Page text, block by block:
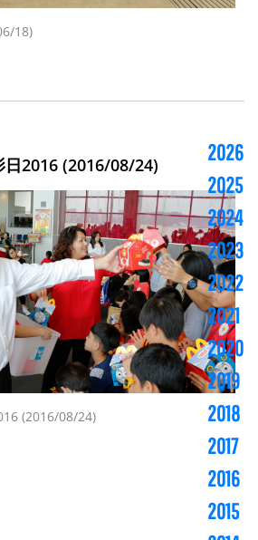
18)
2016 (2016/08/24)
(2016/08/24)
2026
2025
2024
2023
2022
2021
2020
2019
2018
2017
2016
2015